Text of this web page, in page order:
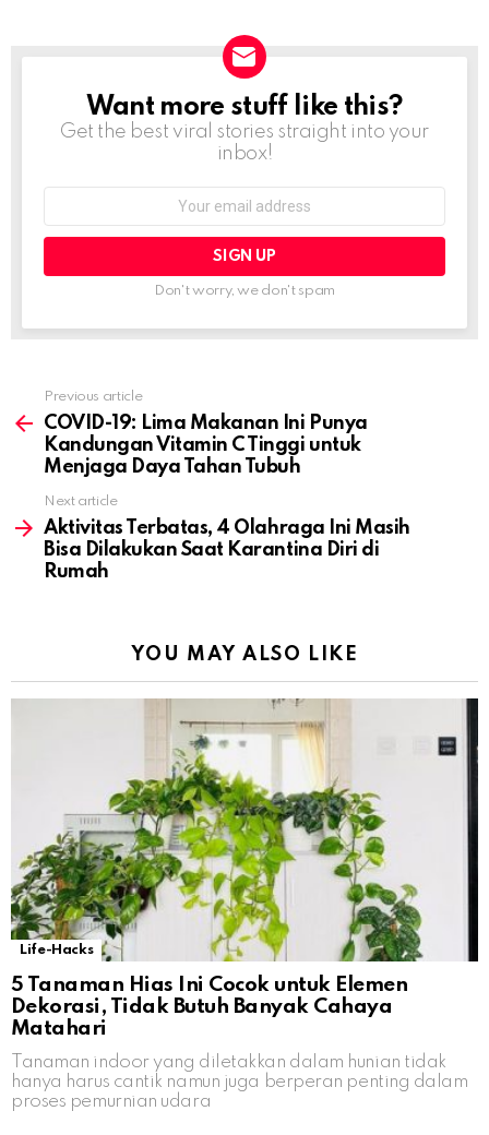
NEWSLETTER
Want more stuff like this?
Get the best viral stories straight into your
inbox!
Don't worry, we don't spam
more
Previous article
COVID-19: Lima Makanan Ini Punya
Kandungan Vitamin C Tinggi untuk
Menjaga Daya Tahan Tubuh
Next article
Aktivitas Terbatas, 4 Olahraga Ini Masih
Bisa Dilakukan Saat Karantina Diri di
Rumah
YOU MAY ALSO LIKE
Life-Hacks
5 Tanaman Hias Ini Cocok untuk Elemen
Dekorasi, Tidak Butuh Banyak Cahaya
Matahari
Tanaman indoor yang diletakkan dalam hunian tidak
hanya harus cantik namun juga berperan penting dalam
proses pemurnian udara